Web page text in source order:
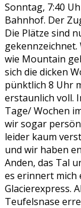
Sonntag, 7:40
Bahnhof. Der
Die Plätze sind
gekennzeichnet.
wie Mountain
sich die dicken
pünktlich 8 Uhr
erstaunlich voll.
Tage/ Wochen
wir sogar
leider kaum
und wir haben
Anden, das Tal
es erinnert mich
Glacierexpress.
Teufelsnase